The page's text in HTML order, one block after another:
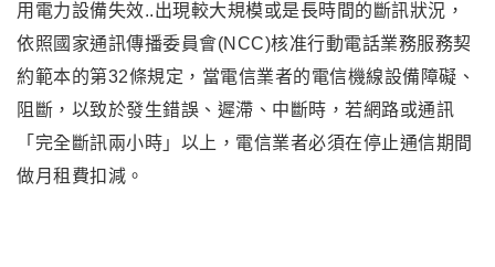
用電力設備失效..出現較大規模或是長時間的斷訊狀況，
依照國家通訊傳播委員會(NCC)核准行動電話業務服務契
約範本的第32條規定，當電信業者的電信機線設備障礙、
阻斷，以致於發生錯誤、遲滯、中斷時，若網路或通訊
「完全斷訊兩小時」以上，電信業者必須在停止通信期間
做月租費扣減。